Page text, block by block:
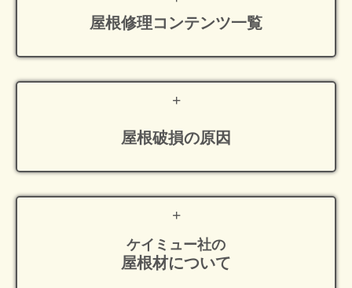
屋根修理コンテンツ一覧
屋根破損の原因
ケイミュー社の
屋根材について